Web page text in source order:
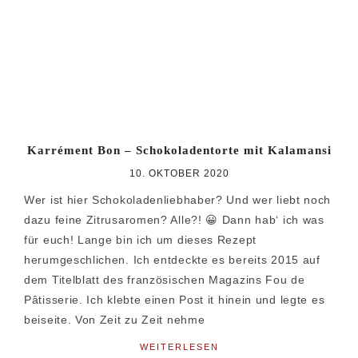
Karrément Bon – Schokoladentorte mit Kalamansi
10. OKTOBER 2020
Wer ist hier Schokoladenliebhaber? Und wer liebt noch
dazu feine Zitrusaromen? Alle?! 😀 Dann hab‘ ich was
für euch! Lange bin ich um dieses Rezept
herumgeschlichen. Ich entdeckte es bereits 2015 auf
dem Titelblatt des französischen Magazins Fou de
Pâtisserie. Ich klebte einen Post it hinein und legte es
beiseite. Von Zeit zu Zeit nehme
WEITERLESEN